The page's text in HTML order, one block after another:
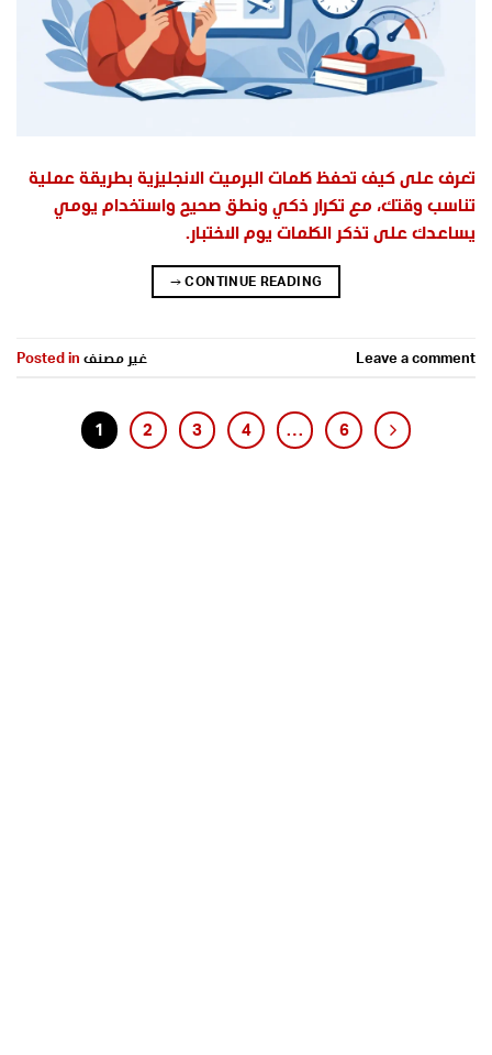
تعرف على كيف تحفظ كلمات البرميت الانجليزية بطريقة عملية
تناسب وقتك، مع تكرار ذكي ونطق صحيح واستخدام يومي
يساعدك على تذكر الكلمات يوم الاختبار.
CONTINUE READING
→
Posted in غير مصنف Leave a comment
1 2 3 4 … 6